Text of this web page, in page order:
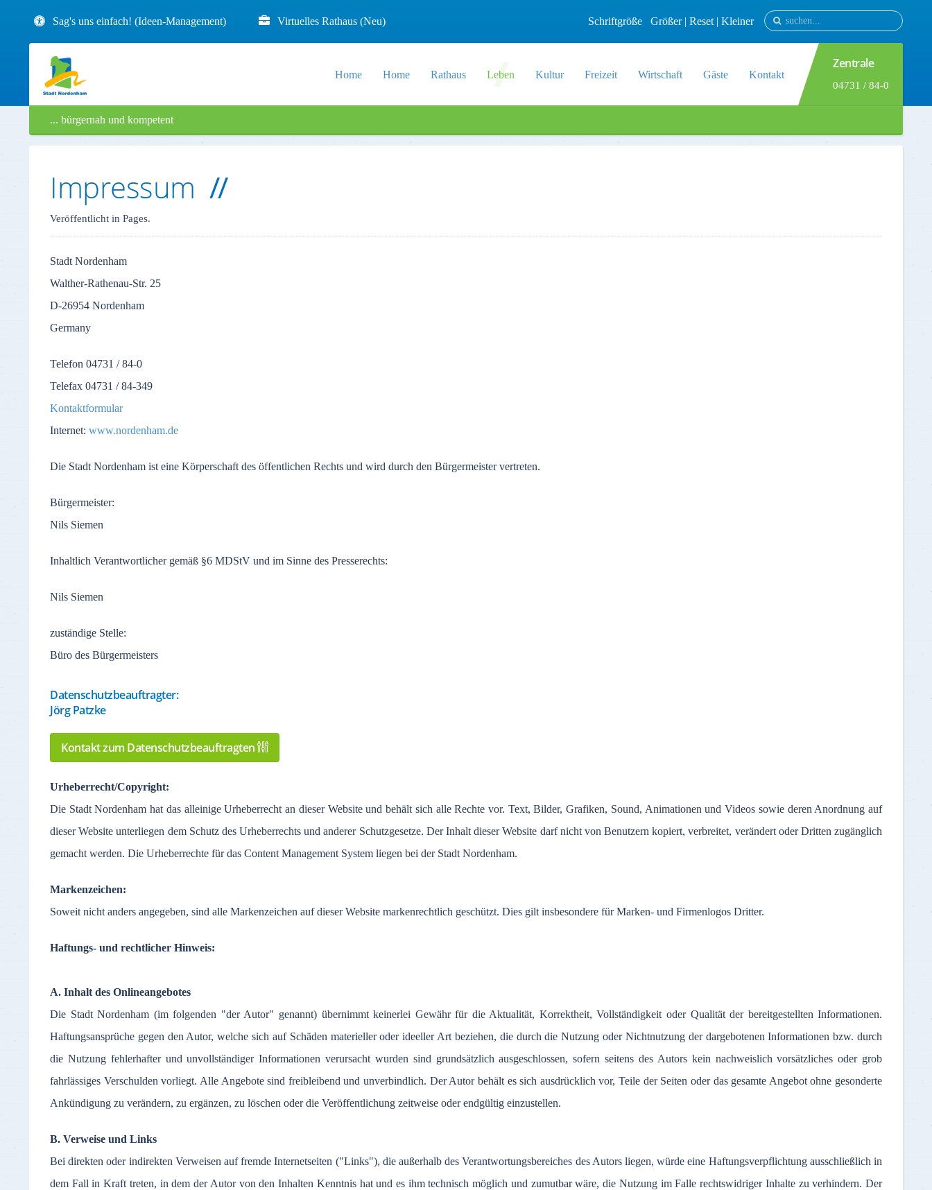
Sag's uns einfach! (Ideen-Management) Virtuelles Rathaus (Neu) Schriftgröße Größer| Reset | Kleiner
Home Home Rathaus Leben Kultur Freizeit Wirtschaft Gäste Kontakt
Zentrale
04731 / 84-0
... bürgernah und kompetent
Impressum
Veröffentlicht in Pages.
Stadt Nordenham
Walther-Rathenau-Str. 25
D-26954 Nordenham
Germany
Telefon 04731 / 84-0
Telefax 04731 / 84-349
Kontaktformular
Internet: www.nordenham.de
Die Stadt Nordenham ist eine Körperschaft des öffentlichen Rechts und wird durch den Bürgermeister vertreten.
Bürgermeister:
Nils Siemen
Inhaltlich Verantwortlicher gemäß §6 MDStV und im Sinne des Presserechts:
Nils Siemen
zuständige Stelle:
Büro des Bürgermeisters
Datenschutzbeauftragter:
Jörg Patzke
Kontakt zum Datenschutzbeauftragten
Urheberrecht/Copyright:
Die StadtNordenham hat das alleinige Urheberrecht an dieserWebsite undbehält sich alle Rechte vor. Text,Bilder,Grafiken, Sound, Animationen und Videos sowie deren Anordnung auf
dieserWebsiteunterliegen dem SchutzdesUrheberrechts undanderer Schutzgesetze. Der Inhalt dieserWebsite darf nichtvonBenutzern kopiert,verbreitet, verändert oder Dritten zugänglich
gemacht werden. Die Urheberrechte für das Content Management System liegen bei der Stadt Nordenham.
Markenzeichen:
Soweit nicht anders angegeben, sind alle Markenzeichen auf dieserWebsite markenrechtlich geschützt. Dies gilt insbesondere für Marken- und Firmenlogos Dritter.
Haftungs- und rechtlicher Hinweis:
A. Inhalt des Onlineangebotes
Die Stadt Nordenham (im folgenden "der Autor" genannt) übernimmt keinerlei Gewähr fürdie Aktualität, Korrektheit,Vollständigkeit oder Qualität der bereitgestellten Informationen.
Haftungsansprüche gegen den Autor,welche sich auf Schäden materieller oder ideellerArt beziehen, die durch dieNutzung oder Nichtnutzung der dargebotenen Informationen bzw.durch
die Nutzung fehlerhafterundunvollständiger Informationen verursacht wurden sind grundsätzlich ausgeschlossen,sofern seitens des Autors kein nachweislich vorsätzliches oder grob
fahrlässiges Verschulden vorliegt. Alle Angebote sind freibleibend und unverbindlich. Der Autor behält es sich ausdrücklich vor, Teile der Seiten oder das gesamte Angebot ohne gesonderte
Ankündigung zu verändern, zu ergänzen, zu löschen oderdie Veröffentlichung zeitweise oder endgültig einzustellen.
B. Verweise und Links
Bei direkten oder indirekten Verweisen auf fremde Internetseiten ("Links"), dieaußerhalb desVerantwortungsbereiches des Autors liegen,würde eine Haftungsverpflichtung ausschließlich in
dem Fall in Kraft treten, indem der Autorvon denInhalten Kenntnishat undes ihm technisch möglich und zumutbar wäre, die Nutzung im Falle rechtswidriger Inhalte zu verhindern.Der